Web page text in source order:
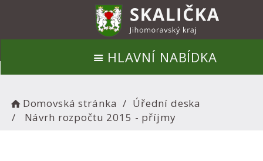
HLAVNÍ NABÍDKA
Domovská stránka
Úřední deska
Návrh rozpočtu 2015 - příjmy